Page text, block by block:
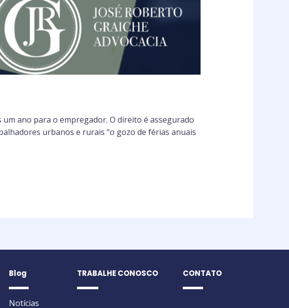
ano para o empregador. O direito é assegurado
urbanos e rurais “o gozo de férias anuais
Blog
Notícias
TRABALHE CONOSCO CONTATO